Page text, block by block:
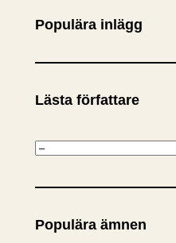
Populära inlägg
Lästa författare
K
t
g
Populära ämnen